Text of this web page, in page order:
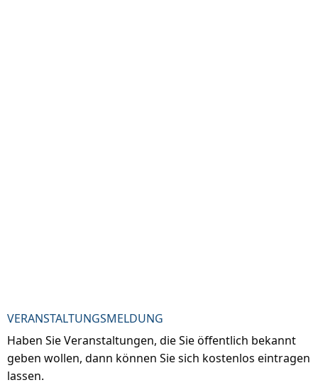
VERANSTALTUNGSMELDUNG
Haben Sie Veranstaltungen, die Sie öffentlich bekannt
geben wollen, dann können Sie sich kostenlos eintragen
lassen.